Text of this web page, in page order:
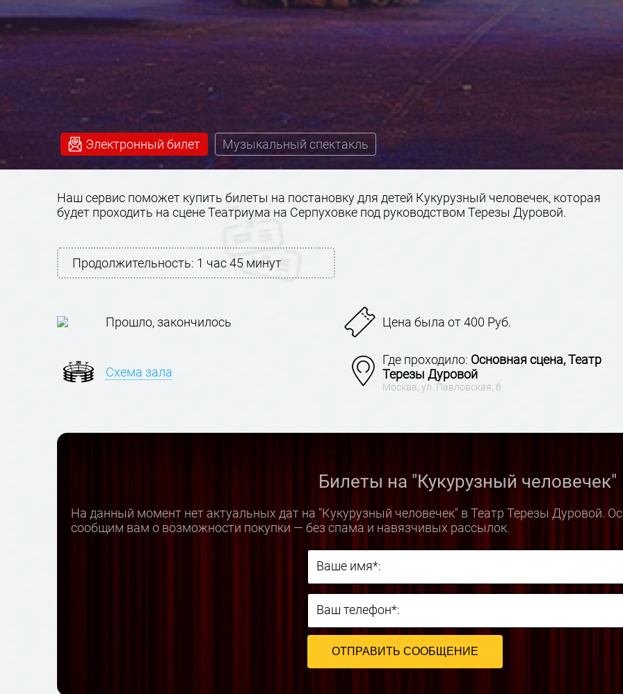
Электронный билет Музыкальный спектакль
Наш сервис поможет купить билеты на постановку для детей Кукурузный человечек, которая
будет проходить на сцене Театриума на Серпуховке под руководством Терезы Дуровой.
Продолжительность: 1 час 45 минут
Прошло, закончилось Цена была от 400 Руб.
Схема зала
Где проходило: Основная сцена, Театр
Терезы Дуровой
Москва, ул. Павловская, 6
Билеты на "Кукурузный человечек"
На данный момент нет актуальных дат на "Кукурузный человечек" в Театр Терезы Дуровой.
сообщим вам о возможности покупки — без спама и навязчивых рассылок.
Ваше имя*:
Ваш телефон*: